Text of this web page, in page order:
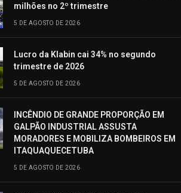
milhões no 2º trimestre
5 DE AGOSTO DE 2026
Lucro da Klabin cai 34% no segundo
trimestre de 2026
5 DE AGOSTO DE 2026
INCÊNDIO DE GRANDE PROPORÇÃO EM
GALPÃO INDUSTRIAL ASSUSTA
MORADORES E MOBILIZA BOMBEIROS EM
ITAQUAQUECETUBA
5 DE AGOSTO DE 2026